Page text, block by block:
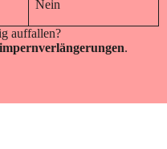
Nein
auffallen?
.